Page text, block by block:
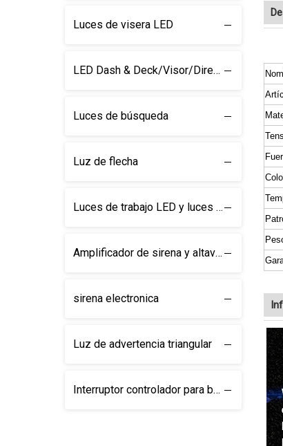
Luces de visera LED
LED Dash & Deck/Visor/Direction Barra de luz
Luces de búsqueda
Luz de flecha
Luces de trabajo LED y luces de búsqueda
Amplificador de sirena y altavoz
sirena electronica
Luz de advertencia triangular
Interruptor controlador para barras de luces